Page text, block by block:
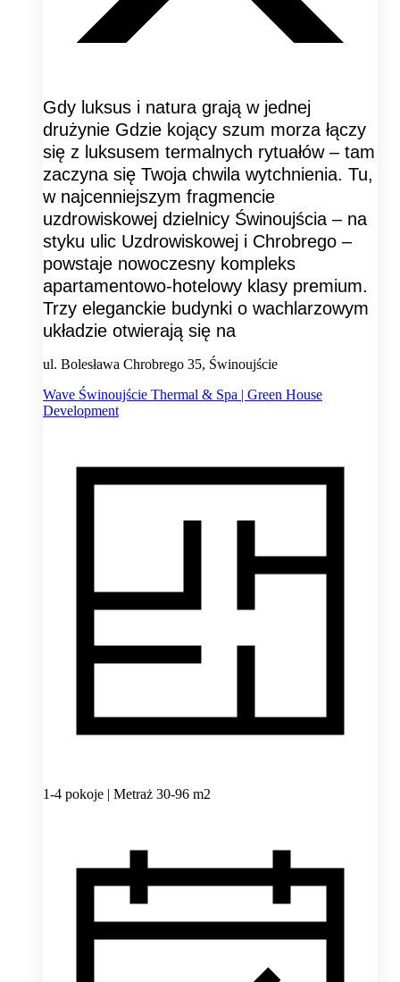
Gdy luksus i natura grają w jednej
drużynie Gdzie kojący szum morza łączy
się z luksusem termalnych rytuałów – tam
zaczyna się Twoja chwila wytchnienia. Tu,
w najcenniejszym fragmencie
uzdrowiskowej dzielnicy Świnoujścia – na
styku ulic Uzdrowiskowej i Chrobrego –
powstaje nowoczesny kompleks
apartamentowo-hotelowy klasy premium.
Trzy eleganckie budynki o wachlarzowym
układzie otwierają się na
ul. Bolesława Chrobrego 35, Świnoujście
Wave Świnoujście Thermal & Spa | Green House
Development
1-4 pokoje | Metraż 30-96 m2